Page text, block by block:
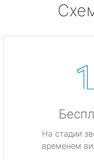
На стадии
временем